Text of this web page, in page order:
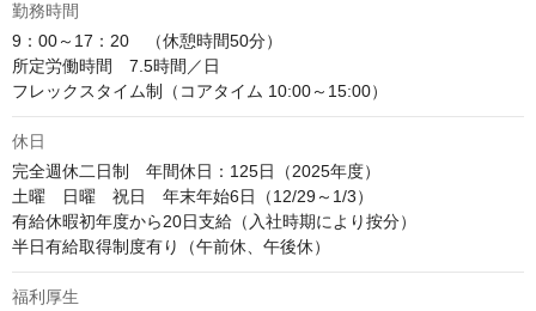
勤務時間
9：00～17：20　（休憩時間50分）
所定労働時間　7.5時間／日
フレックスタイム制（コアタイム 10:00～15:00）
休日
完全週休二日制　年間休日：125日（2025年度）
土曜　日曜　祝日　年末年始6日（12/29～1/3）
有給休暇初年度から20日支給（入社時期により按分）
半日有給取得制度有り（午前休、午後休）
福利厚生